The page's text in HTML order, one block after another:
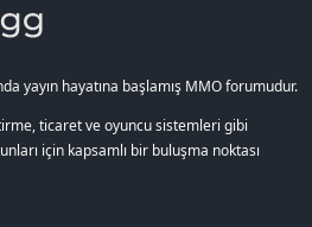
yayın hayatına başlamış MMO forumudur.
ticaret ve oyuncu sistemleri gibi
için kapsamlı bir buluşma noktası